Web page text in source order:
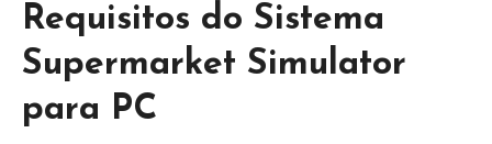
Requisitos do Sistema
Supermarket Simulator
para PC